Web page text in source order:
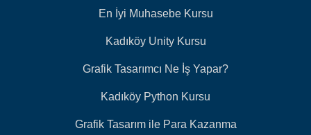
En İyi Muhasebe Kursu
Kadıköy Unity Kursu
Grafik Tasarımcı Ne İş Yapar?
Kadıköy Python Kursu
Grafik Tasarım ile Para Kazanma